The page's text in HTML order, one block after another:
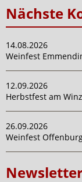
Nächste
14.08.2026
Weinfest
12.09.2026
Herbstfest am
26.09.2026
Weinfest